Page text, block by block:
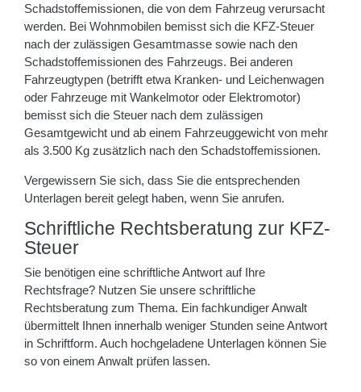
Schadstoffemissionen, die von dem Fahrzeug verursacht
werden. Bei Wohnmobilen bemisst sich die KFZ-Steuer
nach der zulässigen Gesamtmasse sowie nach den
Schadstoffemissionen des Fahrzeugs. Bei anderen
Fahrzeugtypen (betrifft etwa Kranken- und Leichenwagen
oder Fahrzeuge mit Wankelmotor oder Elektromotor)
bemisst sich die Steuer nach dem zulässigen
Gesamtgewicht und ab einem Fahrzeuggewicht von mehr
als 3.500 Kg zusätzlich nach den Schadstoffemissionen.
Vergewissern Sie sich, dass Sie die entsprechenden
Unterlagen bereit gelegt haben, wenn Sie anrufen.
Schriftliche Rechtsberatung zur KFZ-
Steuer
Sie benötigen eine schriftliche Antwort auf Ihre
Rechtsfrage? Nutzen Sie unsere schriftliche
Rechtsberatung zum Thema. Ein fachkundiger Anwalt
übermittelt Ihnen innerhalb weniger Stunden seine Antwort
in Schriftform. Auch hochgeladene Unterlagen können Sie
so von einem Anwalt prüfen lassen.